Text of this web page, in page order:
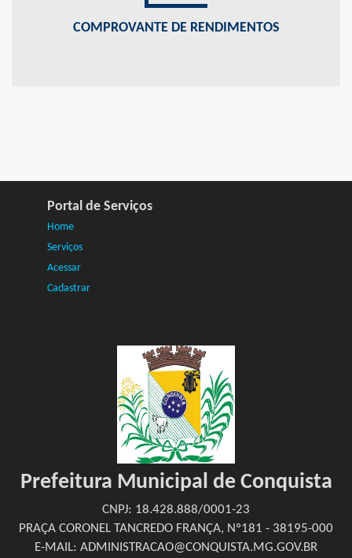
COMPROVANTE DE RENDIMENTOS
Portal de Serviços
Home
Serviços
Acessar
Cadastrar
Prefeitura Municipal de Conquista
CNPJ: 18.428.888/0001-23
PRAÇA CORONEL TANCREDO FRANÇA, Nº181 - 38195-000
E-MAIL: ADMINISTRACAO@CONQUISTA.MG.GOV.BR